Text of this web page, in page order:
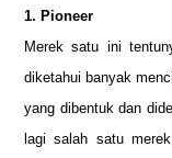
1. Pioneer
Merek satu ini
diketahui banyak
yang dibentuk dan
lagi salah satu